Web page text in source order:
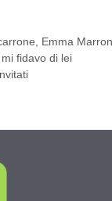
Emma
fidavo di lei